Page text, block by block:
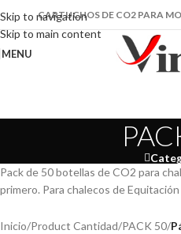
Skip to navigation
Skip to main content
CARTUCHOS DE CO2 PARA
MENU
Pack de 50 botellas de CO2 para
primero. Para chalecos de
Inicio/Product Cantidad/PACK 50/